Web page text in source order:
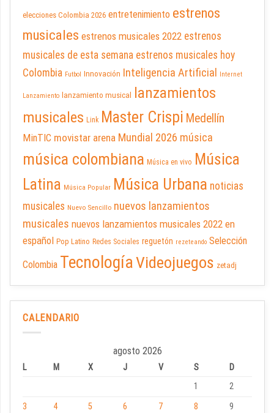
elecciones Colombia 2026 entretenimiento estrenos
musicales estrenos musicales 2022 estrenos
musicales de esta semana estrenos musicales hoy
Colombia Futbol Innovación Inteligencia Artificial Internet
Lanzamiento lanzamiento musical
lanzamientos
musicales Link Master Crispi Medellín
MinTIC movistar arena Mundial 2026 música
música colombiana Música en vivo Música
Latina Música Popular Música Urbana noticias
musicales Nuevo Sencillo nuevos lanzamientos
musicales nuevos lanzamientos musicales 2022 en
español Pop Latino Redes Sociales reguetón rezeteando Selección
Colombia TecnologíaVideojuegos zetadj
CALENDARIO
agosto 2026
L M X J V S
D
1
2
3
4 5 6 7 8
9